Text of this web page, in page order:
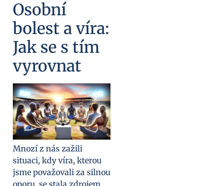
Osobní
bolest a víra:
Jak se s tím
vyrovnat
Mnozí z nás zažili
situaci, kdy víra, kterou
jsme považovali za silnou
oporu, se stala zdrojem